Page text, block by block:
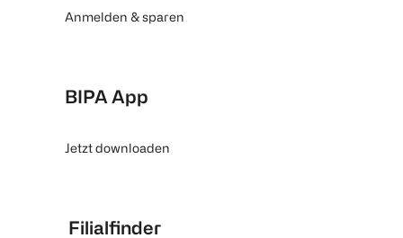
Anmelden & sparen
BIPA App
Jetzt downloaden
Filialfinder